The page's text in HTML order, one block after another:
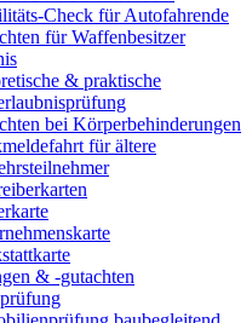
Check für Autofahrende
für Waffenbesitzer
& praktische
bei Körperbehinderungen
für ältere
& -gutachten